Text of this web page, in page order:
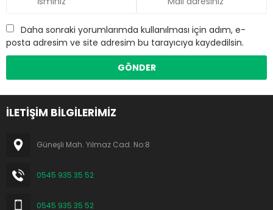
Daha sonraki yorumlarımda kullanılması için adım, e-
posta adresim ve site adresim bu tarayıcıya kaydedilsin.
İLETİŞİM BİLGİLERİMİZ
Güneşli Mah. Yılmaz Cad. No:8
0545 935 35 52
0545 935 35 52